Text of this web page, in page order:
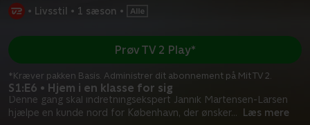
• Livsstil • 1 sæson •
S1:E6 • Hjem i en klasse for sig
Denne gang skal indretningsekspert Jannik Martensen-Larsen
hjælpe en kunde nord for København, der ønsker... Læs mere
Prøv TV 2 Play*
*Kræver pakken Basis. Administrer dit abonnement på Mit TV 2.